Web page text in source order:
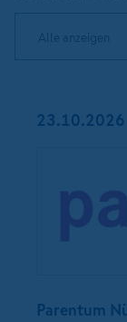
23.10.2026
Parentum